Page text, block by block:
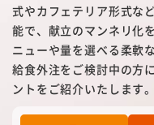
式やカフェテリア形式な
能で、献立のマンネリ化
ニューや量を選べる柔軟
給食外注をご検討中の方
ントをご紹介いたします。
よくある質問
サービス提供までの
からだよろこぶメニ